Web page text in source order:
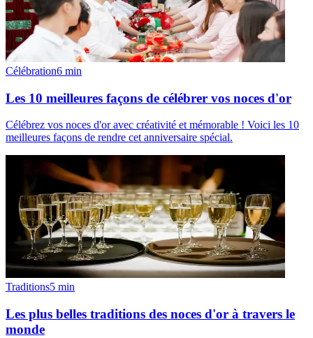
Célébration6 min
Les 10 meilleures façons de célébrer vos noces d'or
Célébrez vos noces d'or avec créativité et mémorable ! Voici les 10
meilleures façons de rendre cet anniversaire spécial.
Traditions5 min
Les plus belles traditions des noces d'or à travers le
monde